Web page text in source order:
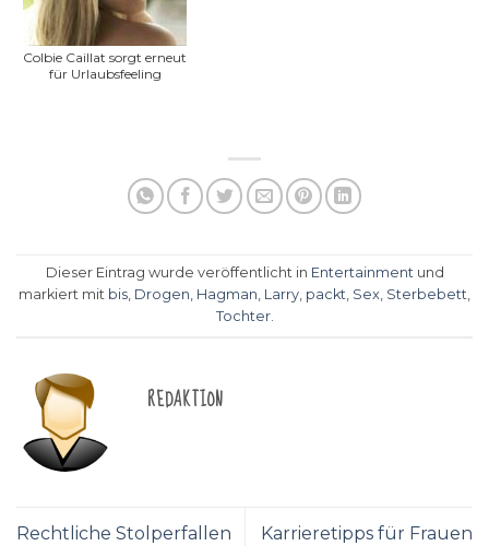
Colbie Caillat sorgt erneut
für Urlaubsfeeling
Dieser Eintrag wurde veröffentlicht in Entertainmentund
markiert mit bis, Drogen, Hagman, Larry, packt, Sex, Sterbebett,
Tochter.
REDAKTION
Rechtliche Stolperfallen
Karrieretipps für Frauen